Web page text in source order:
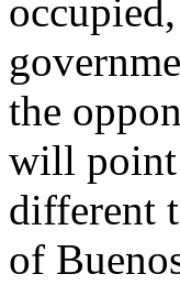
the
will point
different
of